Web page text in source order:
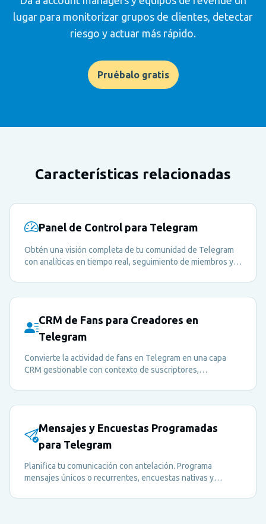
lugar para monitorizar grupos de clientes, detectar
riesgo y actuar más rápido.
Pruébalo gratis
Características relacionadas
Panel de Control para Telegram
Obtén una visión completa de tu comunidad de Telegram
con analíticas en tiempo real, seguimiento de miembros y
CRM de Fans para Creadores en
Telegram
Convierte la actividad de fans en Telegram en una capa
CRM gestionable con contexto de suscriptores,
supervisión tipo portfolio.
Mensajes y Encuestas Programadas
para Telegram
Planifica tu comunicación con antelación. Programa
mensajes únicos o recurrentes, encuestas nativas y
cuando no estés conectado.